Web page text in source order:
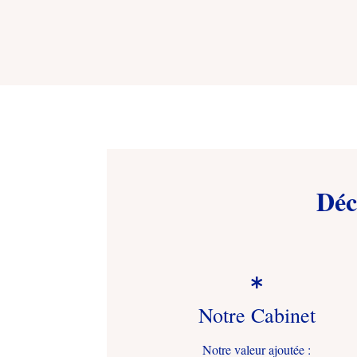

Notre Cabinet
Notre valeur ajoutée :